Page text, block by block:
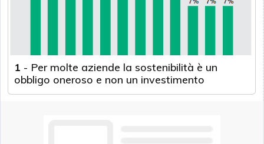
1 - Per molte aziende la sostenibilità è un
obbligo oneroso e non un investimento